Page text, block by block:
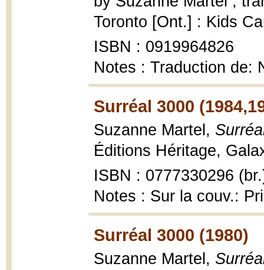
Toronto [Ont.] : Kids
ISBN : 0919964826
Notes : Traduction de:
Surréal 3000
Suzanne Martel,
Éditions Héritage,
ISBN : 0777330296
Notes : Sur la couv.:
Surréal 3000 (1980)
Suzanne Martel,